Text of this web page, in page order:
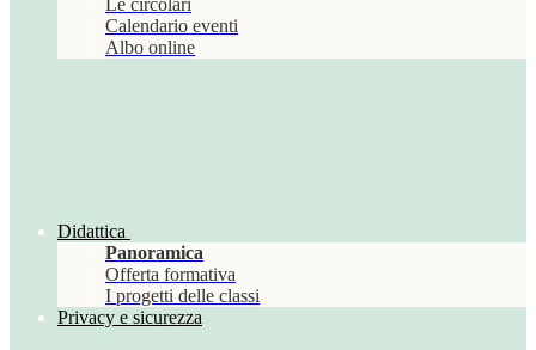
Le circolari
Calendario eventi
Albo online
Didattica
Panoramica
Offerta formativa
I progetti delle classi
Privacy e sicurezza